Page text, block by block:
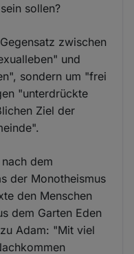
sollen?
zwischen
und
sondern um "frei
"unterdrückte
Ziel der
dem
der Monotheismus
den Menschen
dem Garten Eden
Adam: "Mit viel